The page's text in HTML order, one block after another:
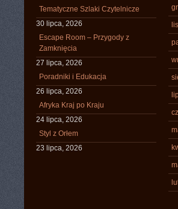
Tematyczne Szlaki Czytelnicze
30 lipca, 2026
Escape Room – Przygody z
Zamknięcia
27 lipca, 2026
Poradniki i Edukacja
26 lipca, 2026
Afryka Kraj po Kraju
24 lipca, 2026
Styl z Orłem
23 lipca, 2026